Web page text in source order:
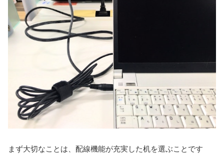
まず大切なことは、配線機能が充実した机を選ぶことです